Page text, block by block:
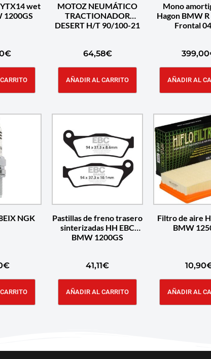
wet
1200GS
€
MOTOZ NEUMÁTICO
TRACTIONADOR
DESERT H/T 90/100-21
64,58€
AÑADIR AL CARRITO
Mono
Hagon BMW R
Frontal
399,00
AÑADIR AL
NGK
€
Pastillas de freno trasero
sinterizadas HH EBC
BMW 1200GS
41,11€
AÑADIR AL CARRITO
Filtro de aire
BMW
10,90
AÑADIR AL